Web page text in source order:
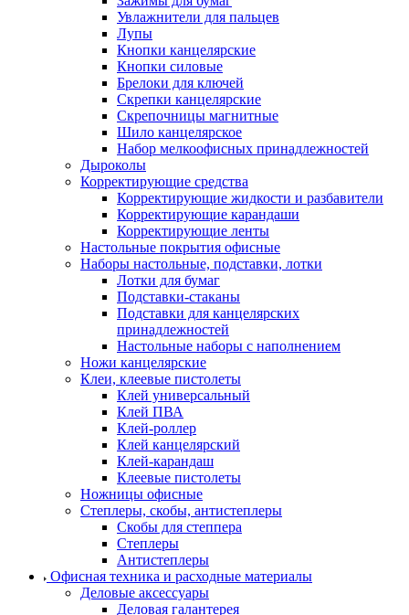
Увлажнители для пальцев
Лупы
Кнопки канцелярские
Кнопки силовые
Брелоки для ключей
Скрепки канцелярские
Скрепочницы магнитные
Шило канцелярское
Набор мелкоофисных принадлежностей
Дыроколы
Корректирующие средства
Корректирующие жидкости и разбавители
Корректирующие карандаши
Корректирующие ленты
Настольные покрытия офисные
Наборы настольные, подставки, лотки
Лотки для бумаг
Подставки-стаканы
Подставки для канцелярских
принадлежностей
Настольные наборы с наполнением
Ножи канцелярские
Клеи, клеевые пистолеты
Клей универсальный
Клей ПВА
Клей-роллер
Клей канцелярский
Клей-карандаш
Клеевые пистолеты
Ножницы офисные
Степлеры, скобы, антистеплеры
Скобы для степпера
Степлеры
Антистеплеры
Офисная техника и расходные материалы
Деловые аксессуары
Деловая галантерея